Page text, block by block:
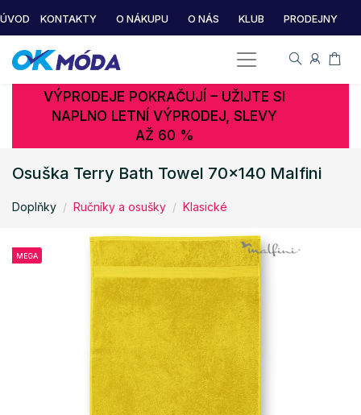
ÚVOD KONTAKTY O NÁKUPU O NÁS KLUB PRODEJNY
VÝPRODEJE POKRAČUJÍ – UŽIJTE SI
NAPLNO LETNÍ VÝPRODEJ, SLEVY
AŽ 60 %
Osuška Terry Bath Towel 70x140 Malfini
Doplňky Ručníky a osušky Klasické
MEGA